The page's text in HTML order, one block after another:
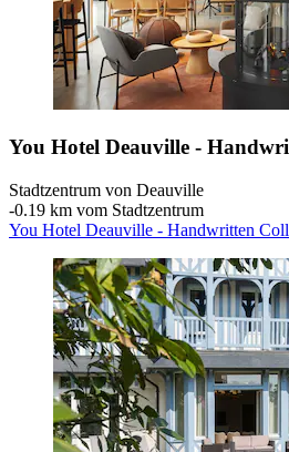
You Hotel Deauville -
Stadtzentrum von Deauville
‐0.19 km vom Stadtzentrum
You Hotel Deauville - Handwritten